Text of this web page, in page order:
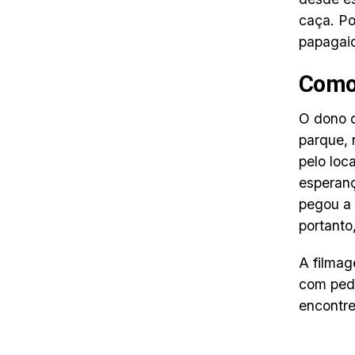
caça.
O dono
parque,
pelo
pegou
A
com